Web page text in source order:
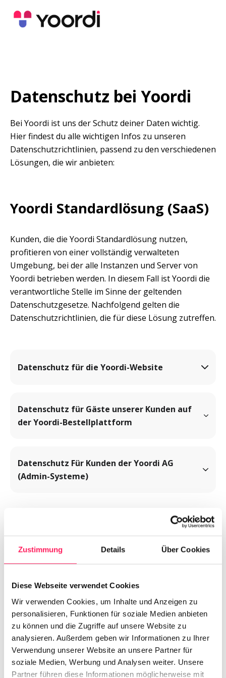
Zustimmung Details Über Cookies
Diese Webseite verwendet Cookies
Wir verwenden Cookies, um Inhalte und Anzeigen zu
personalisieren, Funktionen für soziale Medien anbieten
zu können und die Zugriffe auf unsere Website zu
analysieren. Außerdem geben wir Informationen zu Ihrer
Verwendung unserer Website an unsere Partner für
soziale Medien, Werbung und Analysen weiter. Unsere
Partner führen diese Informationen möglicherweise mit
Datenschutz bei Yoordi
Bei Yoordi ist uns der Schutz deiner Daten wichtig.
Hier findest du alle wichtigen Infos zu unseren
Datenschutzrichtlinien, passend zu den verschiedenen
Lösungen, die wir anbieten:
Yoordi Standardlösung (SaaS)
Kunden, die die Yoordi Standardlösung nutzen,
profitieren von einer vollständig verwalteten
Umgebung, bei der alle Instanzen und Server von
Yoordi betrieben werden. In diesem Fall ist Yoordi die
verantwortliche Stelle im Sinne der geltenden
Datenschutzgesetze. Nachfolgend gelten die
Datenschutzrichtlinien, die für diese Lösung zutreffen.
Datenschutz für die Yoordi-Website
Datenschutz für Gäste unserer Kunden auf
der Yoordi-Bestellplattform
yoordi.app
de.yoordi.app
demo.yoordi.app
Datenschutz Für Kunden der Yoordi AG
(Admin-Systeme)
mcp.yoordi.app
demcp.yoordi.app
Datenschutz Yoordi externe
Server
Kunden, die eine massgeschneiderte Lösung
benötigen, erhalten dedizierte Instanzen und Server.
In diesem Fall fungiert die Yoordi AG als Sub-
Processor, wobei die Verantwortung für die
Einhaltung der Datenschutzrichtlinien entsprechend
verteilt wird. Nachfolgend gelten die
Datenschutzrichtlinien, die für diese Lösung zutreffen.